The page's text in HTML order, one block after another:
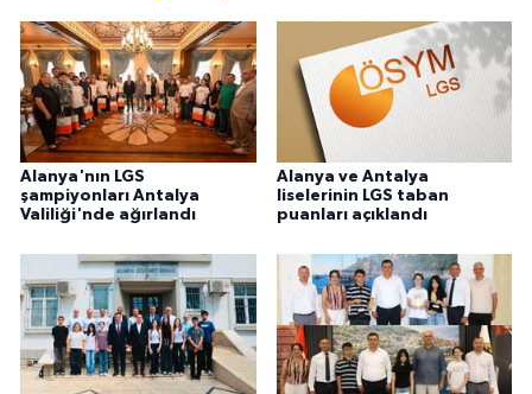
Alanya'nın LGS
şampiyonları Antalya
Valiliği'nde ağırlandı
Alanya ve Antalya
liselerinin LGS taban
puanları açıklandı